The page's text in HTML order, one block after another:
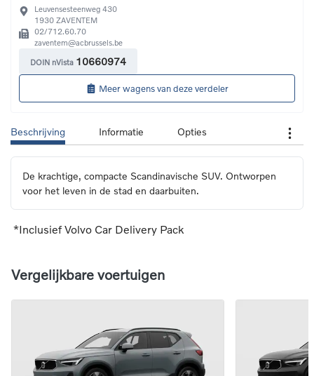
Leuvensesteenweg 430
1930 ZAVENTEM
02/712.60.70
zaventem@acbrussels.be
DOIN nVista 10660974
Meer wagens van deze verdeler
Beschrijving Informatie Opties
De krachtige, compacte Scandinavische SUV. Ontworpen
voor het leven in de stad en daarbuiten.
*Inclusief Volvo Car Delivery Pack
Vergelijkbare voertuigen